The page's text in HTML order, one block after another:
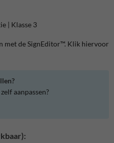
| Klasse 3
met de SignEditor™. Klik hiervoor
aanpassen?